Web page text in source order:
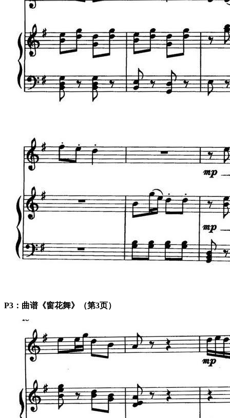
P3：曲谱《窗花舞》（第3页）